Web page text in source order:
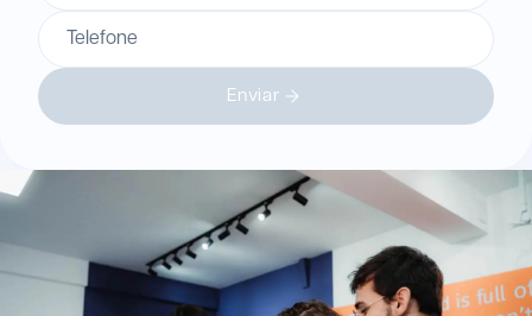
Telefone
Enviar